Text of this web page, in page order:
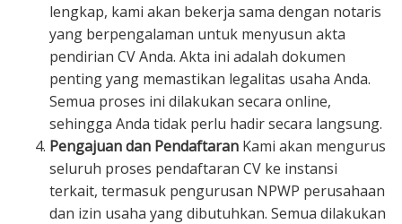
lengkap, kami akan bekerja sama dengan notaris
yang berpengalaman untuk menyusun akta
pendirian CV Anda. Akta ini adalah dokumen
penting yang memastikan legalitas usaha Anda.
Semua proses ini dilakukan secara online,
sehingga Anda tidak perlu hadir secara langsung.
Pengajuan dan Pendaftaran Kami akan mengurus
seluruh proses pendaftaran CV ke instansi
terkait, termasuk pengurusan NPWP perusahaan
dan izin usaha yang dibutuhkan. Semua dilakukan